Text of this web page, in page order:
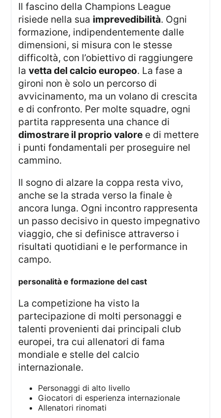
Il fascino della Champions League
risiede nella sua imprevedibilità. Ogni
formazione, indipendentemente dalle
dimensioni, si misura con le stesse
difficoltà, con l’obiettivo di raggiungere
lavetta del calcio europeo. La fase a
gironi non è solo un percorso di
avvicinamento, ma un volano di crescita
e di confronto. Per molte squadre, ogni
partita rappresenta una chance di
dimostrare il proprio valore e di mettere
i punti fondamentali per proseguire nel
cammino.
Il sogno di alzare la coppa resta vivo,
anche se la strada verso la finale è
ancora lunga. Ogni incontro rappresenta
un passo decisivo in questo impegnativo
viaggio, che si definisce attraverso i
risultati quotidiani e le performance in
campo.
personalità e formazione del cast
La competizione ha visto la
partecipazione di molti personaggi e
talenti provenienti dai principali club
europei, tra cui allenatori di fama
mondiale e stelle del calcio
internazionale.
Personaggi di alto livello
Giocatori di esperienza internazionale
Allenatori rinomati